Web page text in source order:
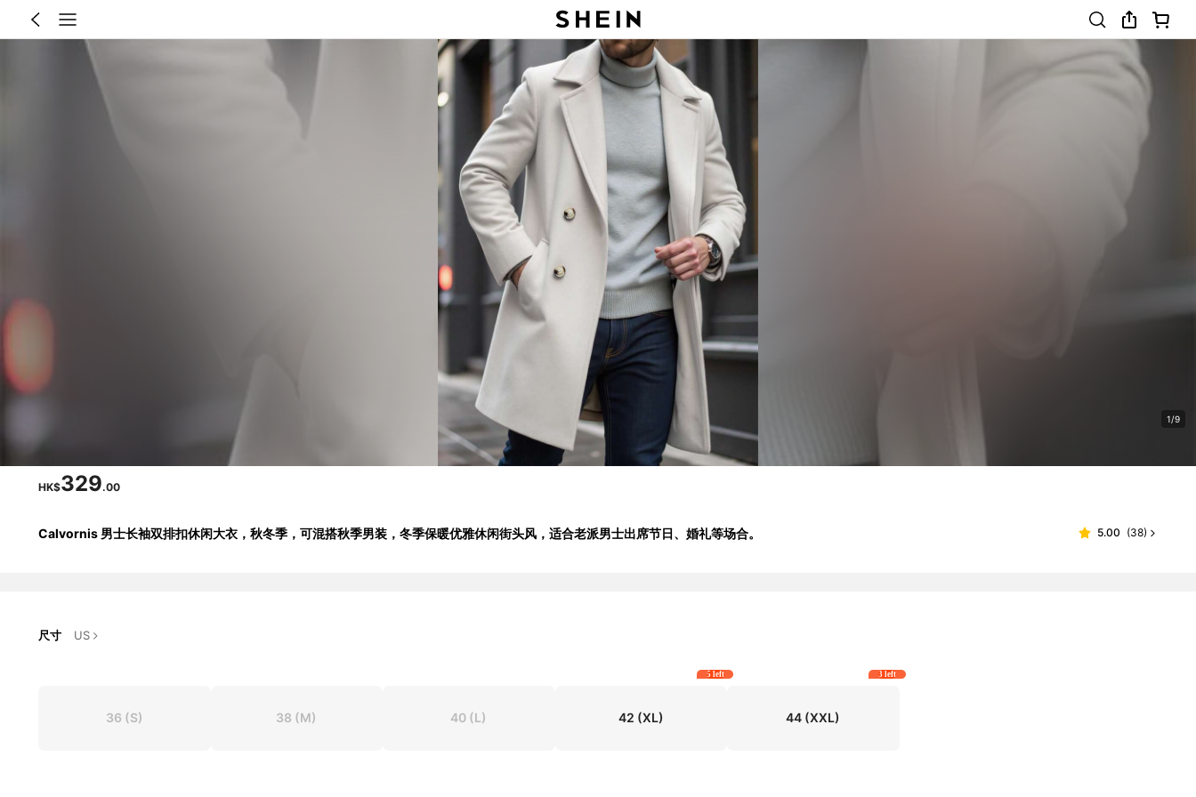
1/9
HK$329.00
Calvornis 男士长袖双排扣休闲大衣，秋冬季，可混搭秋季男装，冬季保暖优雅休闲街头风，适合老派男士出席节日、婚礼等场合。 5.00 (38)
尺寸 US
36 (S) 38 (M) 40 (L) 42 (XL)
5 left
44 (XXL)
3 left